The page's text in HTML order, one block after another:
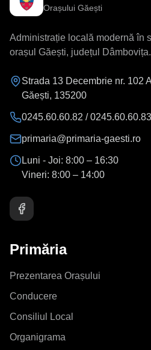
Orașului Găești
Administrație locală modernă în
orașul Găești, județul Dâmbovița.
Strada 13 Decembrie nr. 102 A
Găești, 135200
0245.60.60.82 / 0245.60.60.83
primaria@primaria-gaesti.ro
Luni - Joi: 8:00 – 16:30
Vineri: 8:00 – 14:00
Primăria
Prezentarea Orașului
Conducere
Consiliul Local
Organigrama